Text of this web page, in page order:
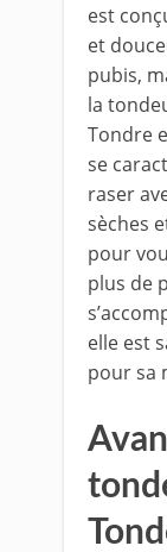
est
et
pubis,
la
Tondre
se
raser
sèches
pour
plus de
elle est
pour sa